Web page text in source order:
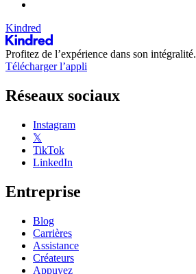
Kindred
Profitez de l’expérience dans son intégralité.
Télécharger l’appli
Réseaux sociaux
Instagram
𝕏
TikTok
LinkedIn
Entreprise
Blog
Carrières
Assistance
Créateurs
Appuyez